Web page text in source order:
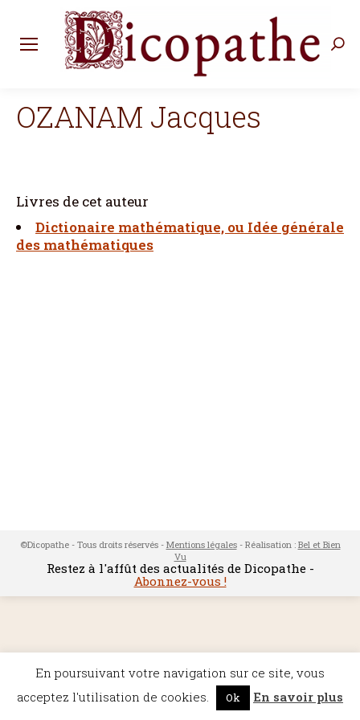
OZANAM Jacques
Livres de cet auteur
Dictionaire mathématique, ou Idée générale
des mathématiques
©Dicopathe - Tous droits réservés - Mentions légales- Réalisation : Bel et Bien
Vu
Restez à l'affût des actualités de Dicopathe -
Abonnez-vous !
En poursuivant votre navigation sur ce site, vous
acceptez l'utilisation de cookies.
Ok En savoir plus